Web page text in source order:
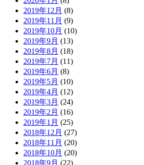
2019年12月 (8)
2019年11月 (9)
2019年10月 (10)
2019年9月 (13)
2019年8月 (18)
2019年7月 (11)
2019年6月 (8)
2019年5月 (10)
2019年4月 (12)
2019年3月 (24)
2019年2月 (16)
2019年1月 (25)
2018年12月 (27)
2018年11月 (20)
2018年10月 (20)
2018年9月 (22)